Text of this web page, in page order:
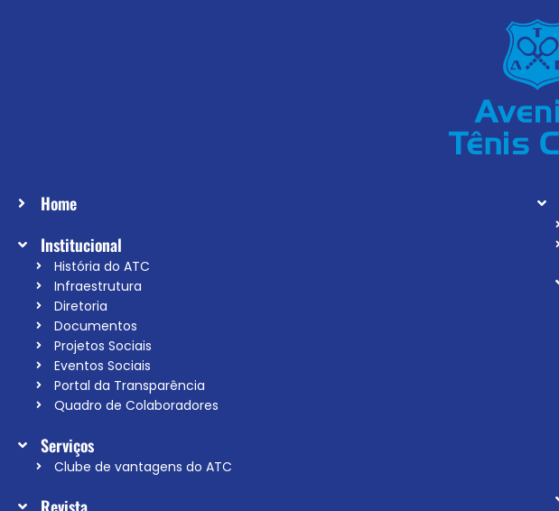
Home
Institucional
História do ATC
Infraestrutura
Diretoria
Documentos
Projetos Sociais
Eventos Sociais
Portal da Transparência
Quadro de Colaboradores
Serviços
Clube de vantagens do ATC